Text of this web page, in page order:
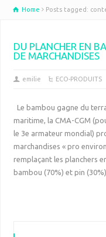
Home Posts tagged:
DU PLANCHER EN
DE MARCHANDISES
emilie ECO-PRODUITS
Le bambou gagne du
maritime, la CMA-CGM
le 3e armateur mondial)
marchandises « pro
remplaçant les planchers
bambou (70%) et pin